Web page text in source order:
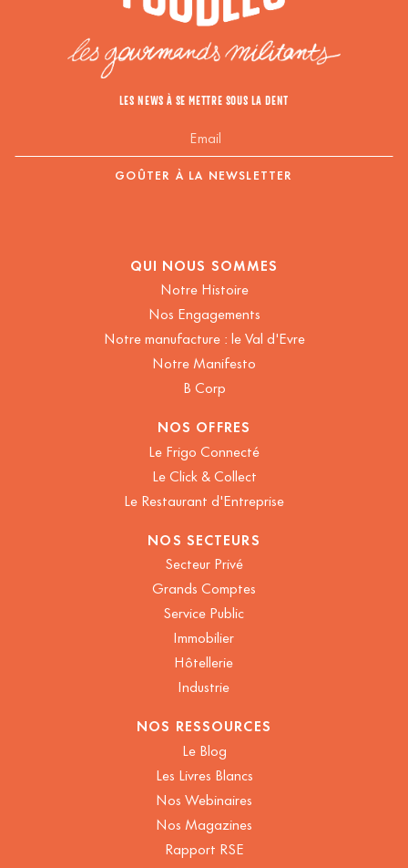
LES NEWS À SE METTRE SOUS LA DENT
QUI NOUS SOMMES
Notre Histoire
Nos Engagements
Notre manufacture : le Val d'Evre
Notre Manifesto
B Corp
NOS OFFRES
Le Frigo Connecté
Le Click & Collect
Le Restaurant d'Entreprise
NOS SECTEURS
Secteur Privé
Grands Comptes
Service Public
Immobilier
Hôtellerie
Industrie
NOS RESSOURCES
Le Blog
Les Livres Blancs
Nos Webinaires
Nos Magazines
Rapport RSE